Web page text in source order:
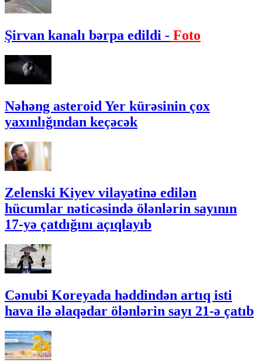
Şirvan kanalı bərpa edildi - Foto
Nəhəng asteroid Yer kürəsinin çox
yaxınlığından keçəcək
Zelenski Kiyev vilayətinə edilən
hücumlar nəticəsində ölənlərin sayının
17-yə çatdığını açıqlayıb
Cənubi Koreyada həddindən artıq isti
hava ilə əlaqədar ölənlərin sayı 21-ə çatıb